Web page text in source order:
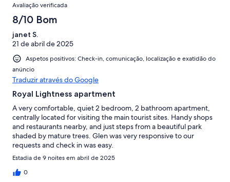
Avaliação verificada
8/10 Bom
janet S.
21 de abril de 2025
Aspetos positivos: Check-in, comunicação, localização e exatidão do
anúncio
Traduzir através do Google
Royal Lightness apartment
A very comfortable, quiet 2 bedroom, 2 bathroom apartment,
centrally located for visiting the main tourist sites. Handy shops
and restaurants nearby, and just steps from a beautiful park
shaded by mature trees. Glen was very responsive to our
requests and check in was easy.
Estadia de 9 noites em abril de 2025
0